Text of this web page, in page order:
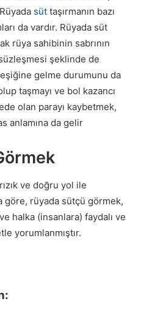
süt taşırmanın bazı
da vardır. Rüyada süt
rüya sahibinin sabrının
şeklinde de
gelme durumunu da
taşmayı ve bol kazancı
olan parayı kaybetmek,
anlamına da gelir
ve doğru yol ile
göre, rüyada sütçü görmek,
halka (insanlara) faydalı ve
yorumlanmıştır.